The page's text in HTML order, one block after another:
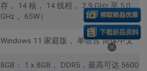
存， 14 核， 14 线程， 2.9 GHz 至 5.0
GHz， 65W）
Windows 11 家庭版， 单语言 简体中文
8GB： 1 x 8GB， DDR5，最高可达 5600